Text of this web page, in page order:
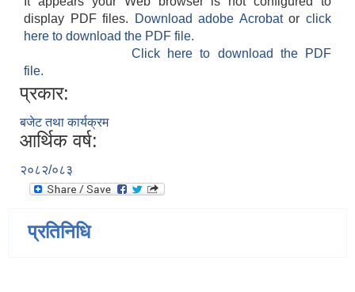
display PDF files.
Download adobe Acrobatorclick
here to download the PDF file.
Click here to download the PDF
file.
प्रकार:
बजेट तथा कार्यक्रम
आर्थिक वर्ष:
२०८२/०८३
प्रतिनिधि